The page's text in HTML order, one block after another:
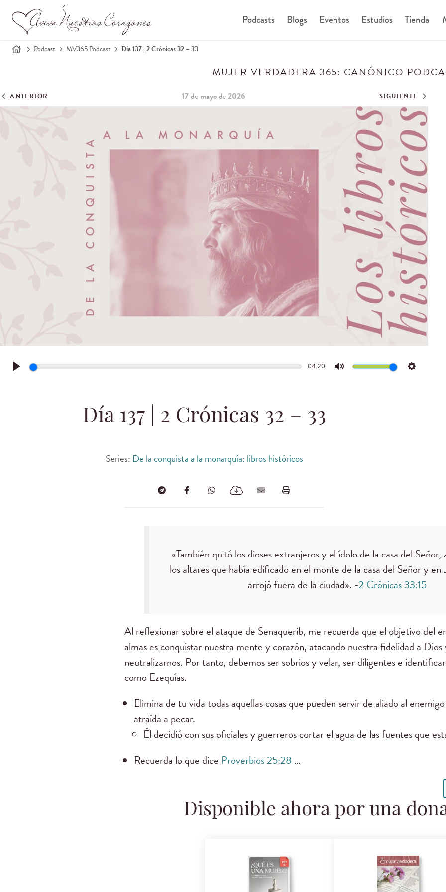
Podcasts Blogs Eventos Estudios Tienda
Podcast MV365 Podcast Día 137 | 2 Crónicas 32 – 33
MUJER VERDADERA 365: CANÓNICO
ANTERIOR 17 de mayo de 2026 SIGUIENTE
Play
04:20
Mute Settings
Día 137 | 2 Crónicas 32 – 33
Series: De la conquista a la monarquía: libros históricos
«También quitó los dioses extranjeros y el ídolo de la casa del Señor,
los altares que había edificado en el monte de la casa del Señor y en
arrojó fuera de la ciudad». -2 Crónicas 33:15
Al reflexionar sobre el ataque de Senaquerib, me recuerda que el objetivo del
almas es conquistar nuestra mente y corazón, atacando nuestra fidelidad a Dios
neutralizarnos. Por tanto, debemos ser sobrios y velar, ser diligentes e
como Ezequías.
Elimina de tu vida todas aquellas cosas que pueden servir de aliado al
atraída a pecar.
Él decidió con sus oficiales y guerreros cortar el agua de las fuentes que
Recuerda lo que dice Proverbios 25:28 …
Disponible ahora por una